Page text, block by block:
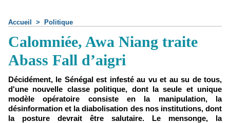
Accueil > Politique
Calomniée, Awa Niang traite
Abass Fall d’aigri
Décidément, le Sénégal est infesté au vu et au su de tous,
d'une nouvelle classe politique, dont la seule et unique
modèle opératoire consiste en la manipulation, la
désinformation et la diabolisation des nos institutions, dont
la posture devrait être salutaire. Le mensonge, la